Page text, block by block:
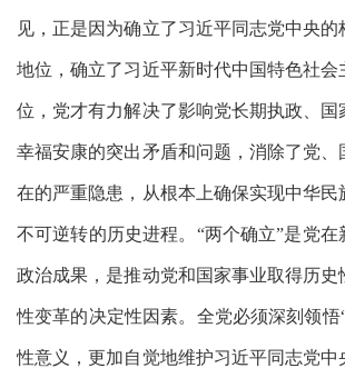
见，正是因为确立了习近平同志党中央
地位，确立了习近平新时代中国特色社会
位，党才有力解决了影响党长期执政、国
幸福安康的突出矛盾和问题，消除了党、
在的严重隐患，从根本上确保实现中华民
不可逆转的历史进程。 “两个确立”是党
政治成果，是推动党和国家事业取得历史
性变革的决定性因素。全党必须深刻领悟
性意义，更加自觉地维护习近平同志党中